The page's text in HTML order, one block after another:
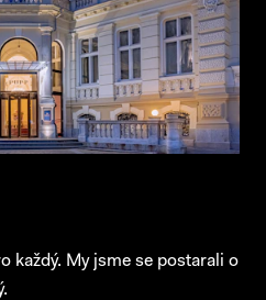
každý. My jsme se postarali o